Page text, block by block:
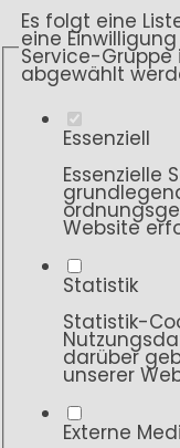
Es folgt eine
eine
Service-Gruppe
abgewählt
Essenziell
Essenzielle
Website
Statistik
Statistik-
darüber
unserer
Externe